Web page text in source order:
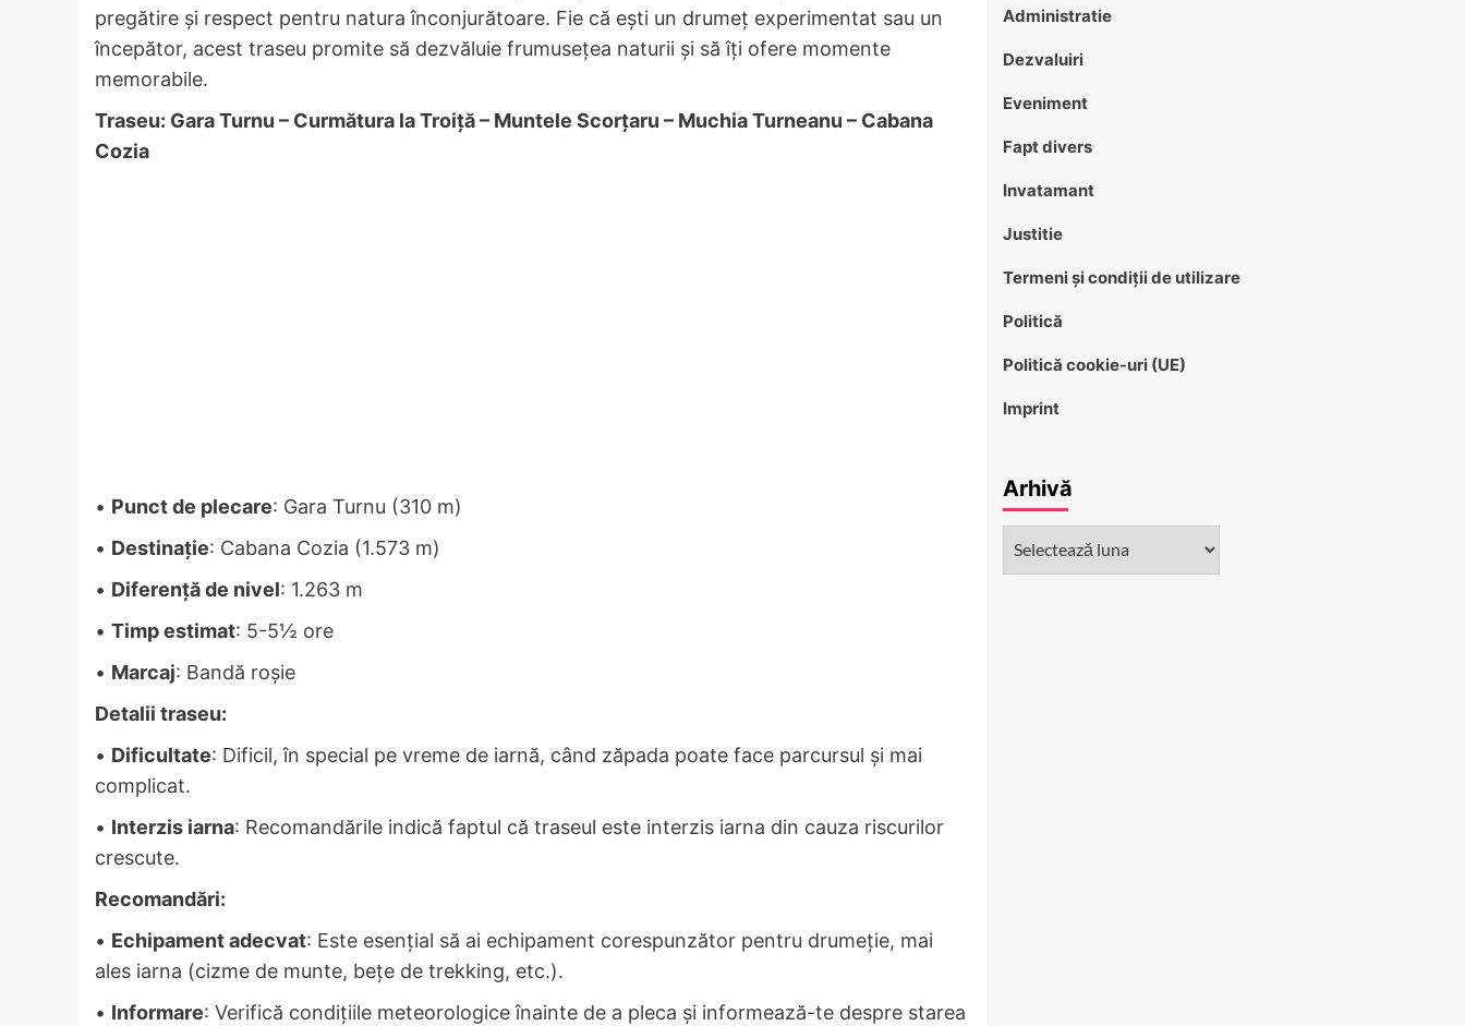
pregătire și respect pentru natura înconjurătoare. Fie că ești un drumeț experimentat sau un
începător, acest traseu promite să dezvăluie frumusețea naturii și să îți ofere momente
memorabile.
Traseu: Gara Turnu – Curmătura la Troiță – Muntele Scorțaru – Muchia Turneanu – Cabana
Cozia
• Punct de plecare: Gara Turnu (310 m)
• Destinație: Cabana Cozia (1.573 m)
• Diferență de nivel: 1.263 m
• Timp estimat: 5-5½ ore
• Marcaj: Bandă roșie
Detalii traseu:
• Dificultate: Dificil, în special pe vreme de iarnă, când zăpada poate face parcursul și mai
complicat.
• Interzis iarna: Recomandările indică faptul că traseul este interzis iarna din cauza riscurilor
crescute.
Recomandări:
• Echipament adecvat: Este esențial să ai echipament corespunzător pentru drumeție, mai
ales iarna (cizme de munte, bețe de trekking, etc.).
• Informare: Verifică condițiile meteorologice înainte de a pleca și informează-te despre starea
Administratie
Dezvaluiri
Eveniment
Fapt divers
Invatamant
Justitie
Termeni și condiții de utilizare
Politică
Politică cookie-uri (UE)
Imprint
Arhivă